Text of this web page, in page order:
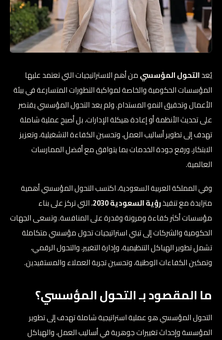
يُعدالتحول المؤسسيمن أهم الاستراتيجيات التي تعتمد عليها
المؤسسات الحكومية والخاصة لمواكبة التطورات المتسارعة في بيئة
الأعمال وتحقيق النمو المستدام. ولم يعد التحول المؤسسي يقتصر
على تحديث الأنظمة أو إعادة هيكلة الإدارات، بل أصبح عملية شاملة
تهدف إلى تطوير أساليب العمل، وتحسين الكفاءة التشغيلية، وتعزيز
الابتكار، ورفع جودة الخدمات بما يتوافق مع أفضل الممارسات
العالمية.
وفي المملكة العربية السعودية، اكتسب التحول المؤسسي أهمية
متزايدة مع تنفيذرؤية السعودية 2030
، التي تركز على بناء
مؤسسات أكثر كفاءة ومرونة وقدرة على المنافسة. وتسعى الجهات
الحكومية والشركات إلى تبني استراتيجيات تحول مؤسسي متكاملة
تشمل تطوير الهياكل التنظيمية، وإدارة التغيير، والتحول الرقمي،
وتمكين الكفاءات الوطنية، وتحسين تجربة العملاء والمستفيدين.
ما المقصود بـ التحول المؤسسي؟
التحول المؤسسي هو عملية استراتيجية شاملة تهدف إلى تطوير
المؤسسة وإحداث تغييرات جوهرية في أساليب العمل، والهياكل